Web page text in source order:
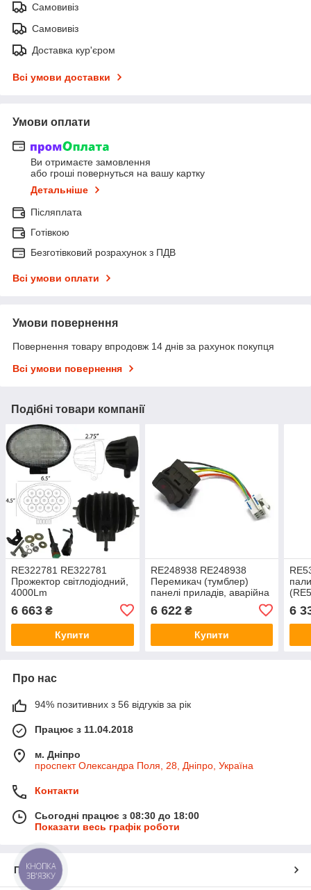
Самовивіз
Самовивіз
Доставка кур'єром
Всі умови доставки
Умови оплати
Ви отримаєте замовлення
або гроші повернуться на вашу картку
Детальніше
Післяплата
Готівкою
Безготівковий розрахунок з ПДВ
Всі умови оплати
Умови повернення
Повернення товару впродовж 14 днів за рахунок покупця
Всі умови повернення
Подібні товари компанії
RE322781 RE322781
Прожектор світлодіодний,
4000Lm
JD8430/8530
6 663 ₴
Купити
RE248938 RE248938
Перемикач (тумблер)
панелі приладів, аварійна
сигналізація, JD8430/8530
6 622₴
Купити
6
Про нас
94% позитивних з 56 відгуків за рік
Працює з 11.04.2018
м. Дніпро
проспект Олександра Поля, 28, Дніпро, Україна
Контакти
Сьогодні працює з 08:30 до 18:00
Показати весь графік роботи
Про нас
КНОПКА
ЗВ'ЯЗКУ